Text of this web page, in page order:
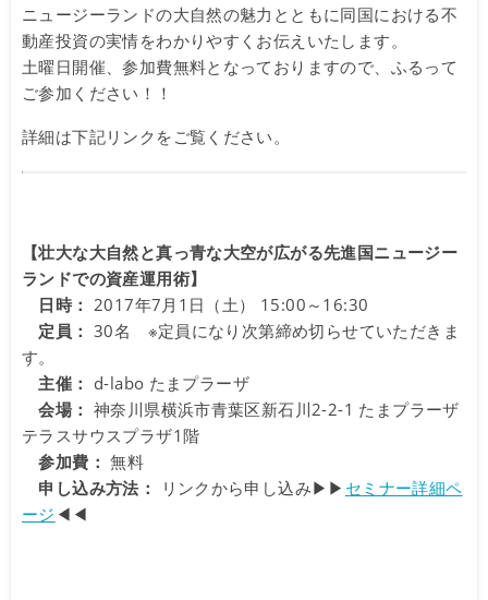
ニュージーランドの大自然の魅力とともに同国における不
動産投資の実情をわかりやすくお伝えいたします。
土曜日開催、参加費無料となっておりますので、ふるって
ご参加ください！！
詳細は下記リンクをご覧ください。
【壮大な大自然と真っ青な大空が広がる先進国ニュージー
ランドでの資産運用術】
日時： 2017年7月1日（土） 15:00～16:30
定員： 30名 ※定員になり次第締め切らせていただきま
す。
主催： d-labo たまプラーザ
会場： 神奈川県横浜市青葉区新石川2-2-1 たまプラーザ
テラスサウスプラザ1階
参加費：無料
申し込み方法：
リンクから申し込み▶︎▶︎ セミナー詳細ペ
ージ ◀︎◀︎